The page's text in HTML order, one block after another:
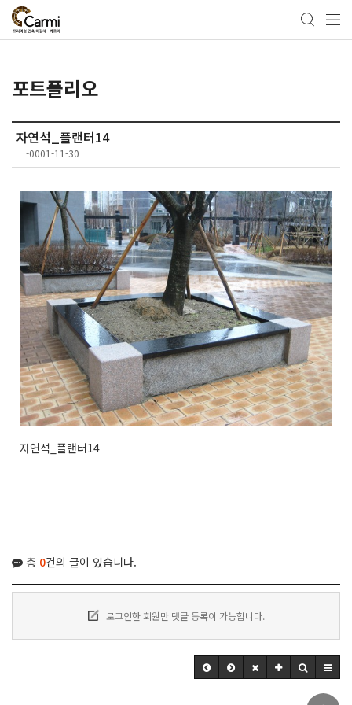
포트폴리오
자연석_플랜터14
-0001-11-30
자연석_플랜터14
총 0건의 글이 있습니다.
로그인한 회원만 댓글 등록이 가능합니다.